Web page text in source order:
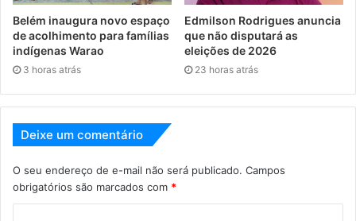
Belém inaugura novo espaço
de acolhimento para famílias
indígenas Warao
3 horas atrás
Edmilson Rodrigues anuncia
que não disputará as
eleições de 2026
23 horas atrás
Deixe um comentário
O seu endereço de e-mail não será publicado. Campos
obrigatórios são marcados com *